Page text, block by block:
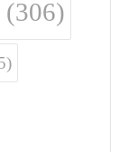
(306)